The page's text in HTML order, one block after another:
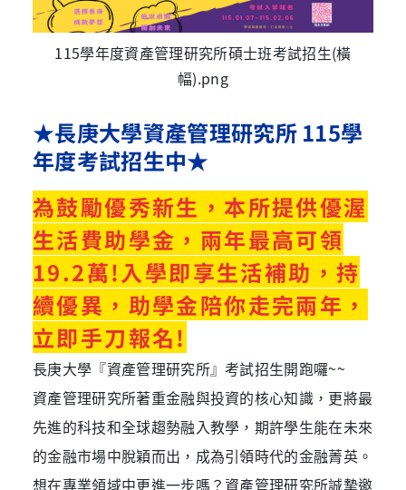
115學年度資產管理研究所碩士班考試招生(橫
幅).png
★長庚大學資產管理研究所 115學
年度考試招生中★
為鼓勵優秀新生，本所提供優渥
生活費助學金，兩年最高可領
19.2萬!入學即享生活補助，持
續優異，助學金陪你走完兩年，
立即手刀報名!
長庚大學『資產管理研究所』考試招生開跑囉~~
資產管理研究所著重金融與投資的核心知識，更將最
先進的科技和全球趨勢融入教學，期許學生能在未來
的金融市場中脫穎而出，成為引領時代的金融菁英。
想在專業領域中更進一步嗎？資產管理研究所誠摯邀